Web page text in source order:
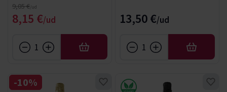
Precio especial
8,15 €
Precio normal
9,05 €
AÑADIR
13,50 €
AÑADIR
-10%